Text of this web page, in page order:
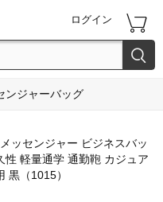
ログイン 

ンジャーバッグ
ッセンジャー ビジネスバッ
性 軽量通学 通勤鞄 カジュア
黒（1015）